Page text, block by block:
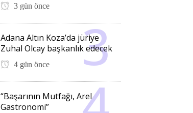
3 gün önce
Adana Altın Koza’da jüriye
Zuhal Olcay başkanlık edecek
4 gün önce
“Başarının Mutfağı, Arel
Gastronomi”